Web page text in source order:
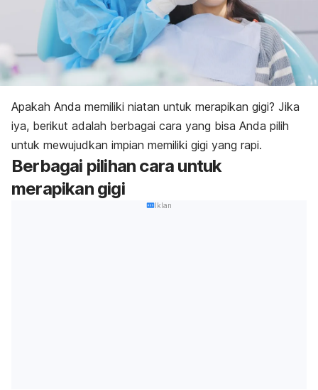
Apakah Anda memiliki niatan untuk merapikan gigi? Jika
iya, berikut adalah berbagai cara yang bisa Anda pilih
untuk mewujudkan impian memiliki gigi yang rapi.
Berbagai pilihan cara untuk
merapikan gigi
Iklan